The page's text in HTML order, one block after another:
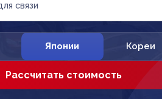
связи
Японии Кореи
Рассчитать стоимость